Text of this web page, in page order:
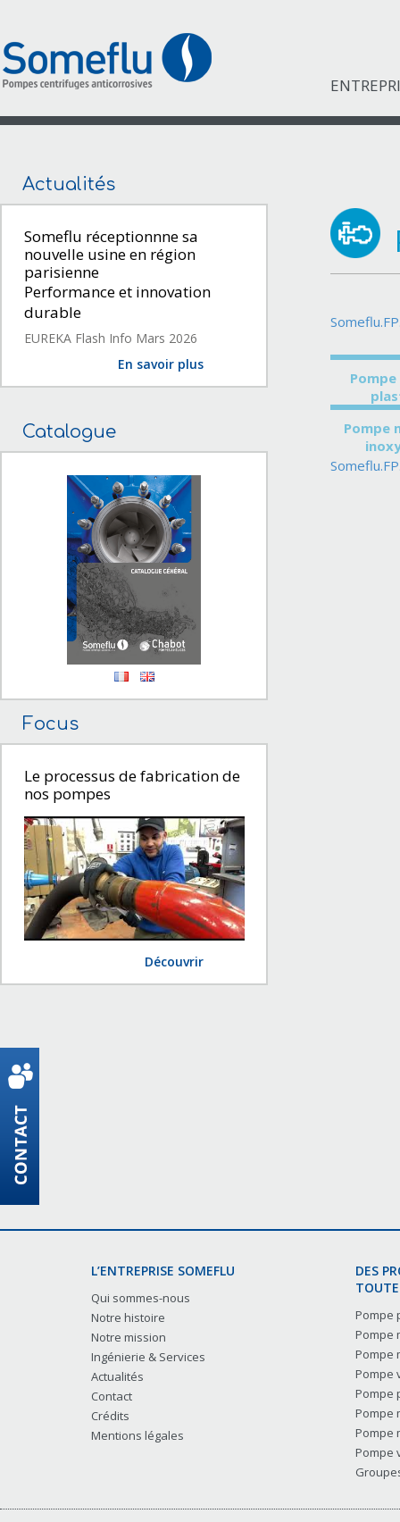
Actualités
Someflu réceptionnne sa
nouvelle usine en région
parisienne
Performance et innovation
durable
EUREKA Flash Info Mars 2026
En savoir plus
Catalogue
Focus
Le processus de fabrication de
nos pompes
Découvrir
Pompe
L’ENTREPRISE SOMEFLU
Qui sommes-nous
Notre histoire
Notre mission
Ingénierie & Services
Actualités
Contact
Crédits
Mentions légales
DES
Pompe
Pompe
Pompe
Pompe
Pompe
Pompe
Pompe
Pompe